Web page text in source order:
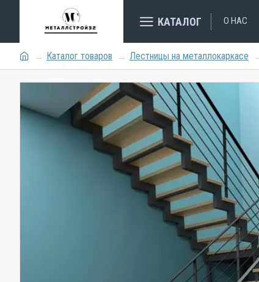
КАТАЛОГ О НАС
Каталог товаров Лестницы на металлокаркасе